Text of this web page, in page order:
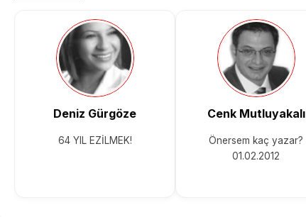
Deniz Gürgöze
64 YIL EZİLMEK!
Cenk Mutluyakalı
Önersem kaç yazar?
01.02.2012